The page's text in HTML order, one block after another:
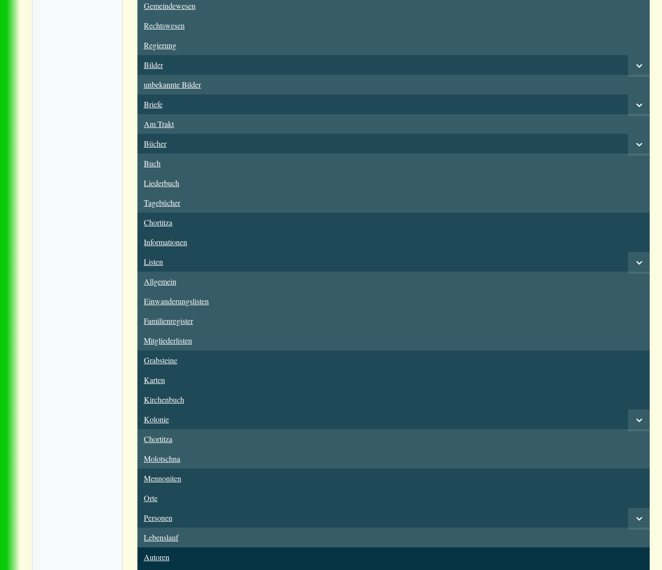
Gemeindewesen
Rechtswesen
Regierung
Bilder
unbekannte Bilder
Briefe
Am Trakt
Bücher
Buch
Liederbuch
Tagebücher
Chortitza
Informationen
Listen
Allgemein
Einwanderungslisten
Familienregister
Mitgliederlisten
Grabsteine
Karten
Kirchenbuch
Kolonie
Chortitza
Molotschna
Mennoniten
Orte
Personen
Lebenslauf
Autoren